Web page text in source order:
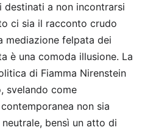
destinati a non incontrarsi
ci sia il racconto crudo
mediazione felpata dei
è una comoda illusione. La
di Fiamma Nirenstein
svelando come
non sia
bensì un atto di